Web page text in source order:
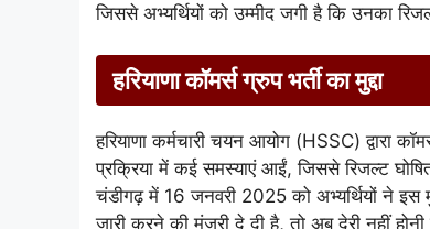
जिससे अभ्यर्थियों को उम्मीद जगी है कि उनका
हरियाणा कॉमर्स ग्रुप भर्ती का मुद्दा
हरियाणा कर्मचारी चयन आयोग (HSSC) द्वारा
प्रक्रिया में कई समस्याएं आईं, जिससे रिजल्ट
चंडीगढ़ में 16 जनवरी 2025 को अभ्यर्थियों ने इस
जारी करने की मंजूरी दे दी है, तो अब देरी नहीं होनी